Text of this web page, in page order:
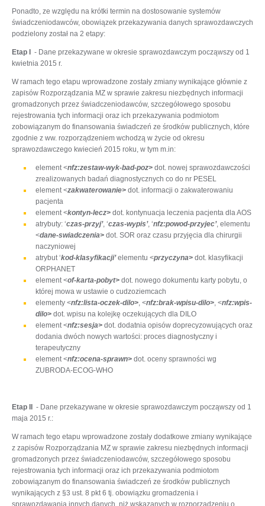
Ponadto, ze względu na krótki termin na dostosowanie systemów
świadczeniodawców, obowiązek przekazywania danych sprawozdawczych
podzielony został na 2 etapy:
Etap I
- Dane przekazywane w okresie sprawozdawczym począwszy od 1
kwietnia 2015 r.
W ramach tego etapu wprowadzone zostały zmiany wynikające głównie z
zapisów Rozporządzania MZ w sprawie zakresu niezbędnych informacji
gromadzonych przez świadczeniodawców, szczegółowego sposobu
rejestrowania tych informacji oraz ich przekazywania podmiotom
zobowiązanym do finansowania świadczeń ze środków publicznych, które
zgodnie z ww. rozporządzeniem wchodzą w życie od okresu
sprawozdawczego kwiecień 2015 roku, w tym m.in:
element <nfz:zestaw-wyk-bad-poz> dot. nowej sprawozdawczości
zrealizowanych badań diagnostycznych co do nr PESEL
element <zakwaterowanie> dot. informacji o zakwaterowaniu
pacjenta
element <kontyn-lecz> dot. kontynuacja leczenia pacjenta dla AOS
atrybuty: ‘czas-przyj’, ‘czas-wypis’, ‘nfz:powod-przyjec’, elementu
<dane-swiadczenia> dot. SOR oraz czasu przyjęcia dla chirurgii
naczyniowej
atrybut ‘kod-klasyfikacji’elementu <przyczyna> dot. klasyfikacji
ORPHANET
element <of-karta-pobyt> dot. nowego dokumentu karty pobytu, o
której mowa w ustawie o cudzoziemcach
elementy <nfz:lista-oczek-dilo>, <nfz:brak-wpisu-dilo>, <nfz:wpis-
dilo> dot. wpisu na kolejkę oczekujących dla DILO
element <nfz:sesja> dot. dodatnia opisów doprecyzowujących oraz
dodania dwóch nowych wartości: proces diagnostyczny i
terapeutyczny
element <nfz:ocena-sprawn> dot. oceny sprawności wg
ZUBRODA-ECOG-WHO
Etap II
- Dane przekazywane w okresie sprawozdawczym począwszy od 1
maja 2015 r.:
W ramach tego etapu wprowadzone zostały dodatkowe zmiany wynikające
z zapisów Rozporządzania MZ w sprawie zakresu niezbędnych informacji
gromadzonych przez świadczeniodawców, szczegółowego sposobu
rejestrowania tych informacji oraz ich przekazywania podmiotom
zobowiązanym do finansowania świadczeń ze środków publicznych
wynikających z §3 ust. 8 pkt 6 tj. obowiązku gromadzenia i
sprawozdawania innych danych, niż wskazanych w rozporządzeniu o